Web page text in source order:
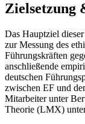
Zielsetzung
Das Hauptziel
zur Messung des
Führungskräften
anschließende
deutschen
zwischen EF und
Mitarbeiter unter
Theorie (LMX)